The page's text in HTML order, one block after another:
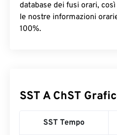
database dei fusi orari,
le nostre informazioni
100%.
SST A ChST
SST Tempo